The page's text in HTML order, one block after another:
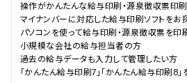
操作がかんたんな給与印刷・源泉徴収票印刷
マイナンバーに対応した給与印刷ソフトをお
パソコンを使って給与印刷・源泉徴収票を印
小規模な会社の給与担当者の方
過去の給与データも入力して管理したい方
「かんたん給与印刷7」「かんたん給与印刷8